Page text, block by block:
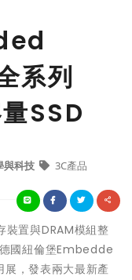
系列
SSD
與科技 3C產品
置與DRAM模組整
國紐倫堡Embedde
，發表兩大最新產